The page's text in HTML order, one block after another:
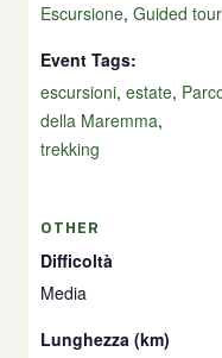
Escursione, Guided tour
Event Tags:
escursioni, estate,
della Maremma,
trekking
OTHER
Difficoltà
Media
Lunghezza (km)